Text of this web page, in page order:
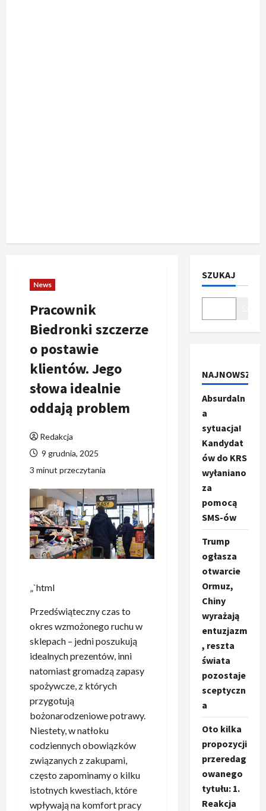
News
Pracownik
Biedronki szczerze
o postawie
klientów. Jego
słowa idealnie
oddają problem
Redakcja
9 grudnia, 2025
3 minut przeczytania
„`html
Przedświąteczny czas to
okres wzmożonego ruchu w
sklepach – jedni poszukują
idealnych prezentów, inni
natomiast gromadzą zapasy
spożywcze, z których
przygotują
bożonarodzeniowe potrawy.
Niestety, w natłoku
codziennych obowiązków
związanych z zakupami,
często zapominamy o kilku
istotnych kwestiach, które
wpływają na komfort pracy
SZUKAJ
NAJNOWSZE
Absurdaln
a
sytuacja!
Kandydat
ów do KRS
wyłaniano
za
pomocą
SMS-ów
Trump
ogłasza
otwarcie
Ormuz,
Chiny
wyrażają
entuzjazm
, reszta
świata
pozostaje
sceptyczn
a
Oto kilka
propozycji
przeredag
owanego
tytułu: 1.
Reakcja